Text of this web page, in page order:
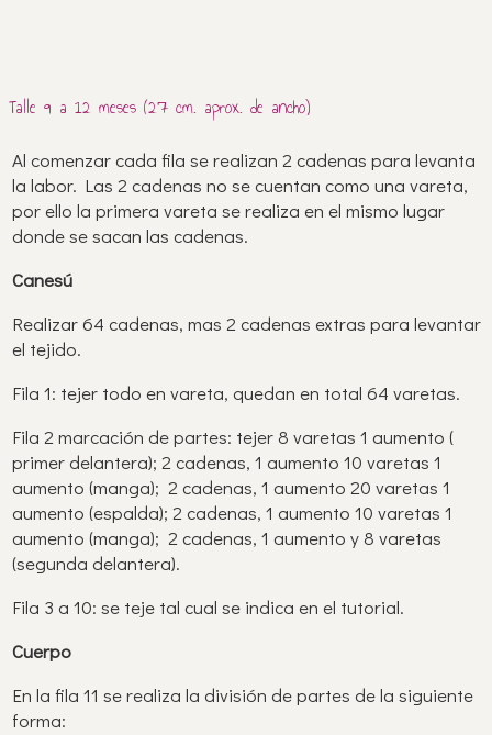
Talle 9 a 12 meses (27 cm. aprox. de ancho)
Al comenzar cada fila se realizan 2 cadenas para levanta
la labor. Las 2 cadenas no se cuentan como una vareta,
por ello la primera vareta se realiza en el mismo lugar
donde se sacan las cadenas.
Canesú
Realizar 64 cadenas, mas 2 cadenas extras para levantar
el tejido.
Fila 1: tejer todo en vareta, quedan en total 64 varetas.
Fila 2 marcación de partes: tejer 8 varetas 1 aumento (
primer delantera); 2 cadenas, 1 aumento 10 varetas 1
aumento (manga); 2 cadenas, 1 aumento 20 varetas 1
aumento (espalda); 2 cadenas, 1 aumento 10 varetas 1
aumento (manga); 2 cadenas, 1 aumento y 8 varetas
(segunda delantera).
Fila 3 a 10: se teje tal cual se indica en el tutorial.
Cuerpo
En la fila 11 se realiza la división de partes de la siguiente
forma: